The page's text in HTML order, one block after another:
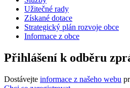
Užitečné rady
Získané dotace
Strategický plán rozvoje obce
Informace z obce
Přihlášení k odběru
Dostávejte informace z našeho webu